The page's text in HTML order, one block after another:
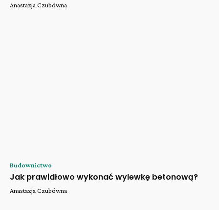
Anastazja Czubówna
Budownictwo
Jak prawidłowo wykonać wylewkę betonową?
Anastazja Czubówna